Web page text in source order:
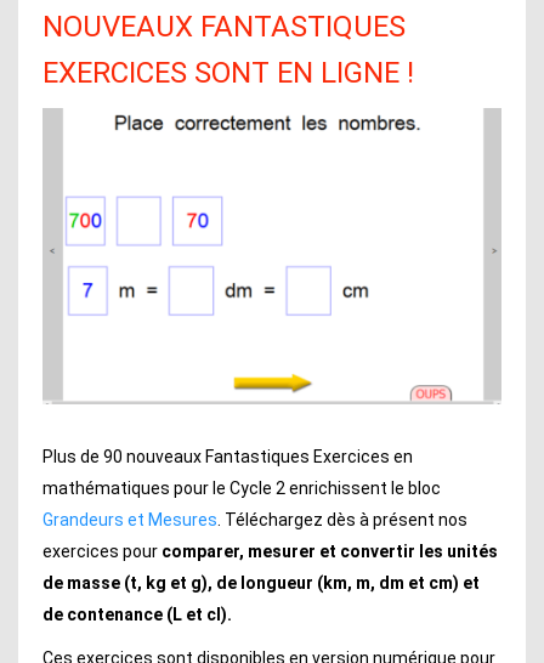
NOUVEAUX FANTASTIQUES
EXERCICES SONT EN LIGNE !
Plus de 90 nouveaux Fantastiques Exercices en
mathématiques pour le Cycle 2 enrichissent le bloc
Grandeurs et Mesures . Téléchargez dès à présent nos
exercices pour comparer, mesurer et convertir les unités
de masse (t, kg et g), de longueur (km, m, dm et cm) et
de contenance (L et cl).
Ces exercices sont disponibles en version numérique pour